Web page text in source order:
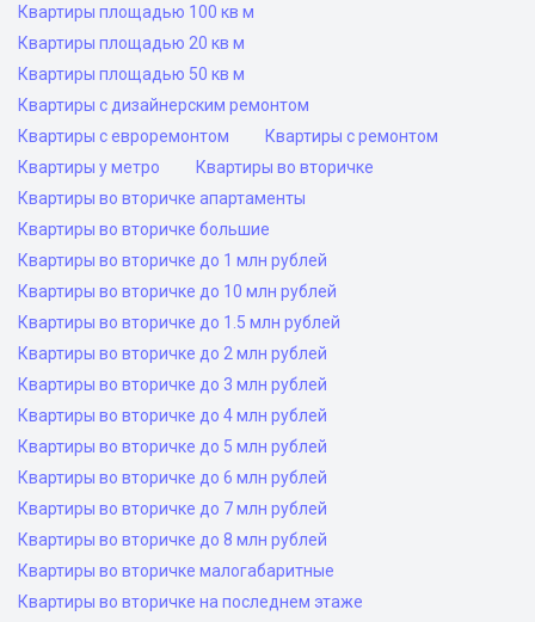
Квартиры площадью 100 кв м
Квартиры площадью 20 кв м
Квартиры площадью 50 кв м
Квартиры с дизайнерским ремонтом
Квартиры с евроремонтом
Квартиры с ремонтом
Квартиры у метро
Квартиры во вторичке
Квартиры во вторичке апартаменты
Квартиры во вторичке большие
Квартиры во вторичке до 1 млн рублей
Квартиры во вторичке до 10 млн рублей
Квартиры во вторичке до 1.5 млн рублей
Квартиры во вторичке до 2 млн рублей
Квартиры во вторичке до 3 млн рублей
Квартиры во вторичке до 4 млн рублей
Квартиры во вторичке до 5 млн рублей
Квартиры во вторичке до 6 млн рублей
Квартиры во вторичке до 7 млн рублей
Квартиры во вторичке до 8 млн рублей
Квартиры во вторичке малогабаритные
Квартиры во вторичке на последнем этаже